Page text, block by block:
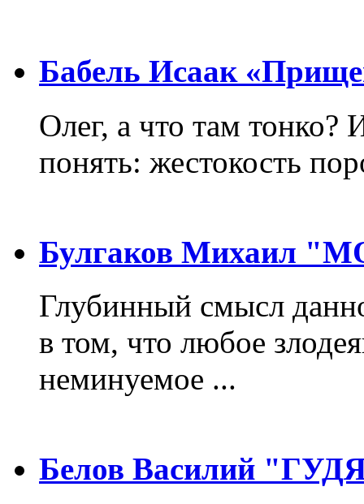
Бабель Исаак
Олег, а что там тонко?
понять: жестокость
Булгаков Михаил
Глубинный смысл
в том, что любое
неминуемое ...
Белов Василий